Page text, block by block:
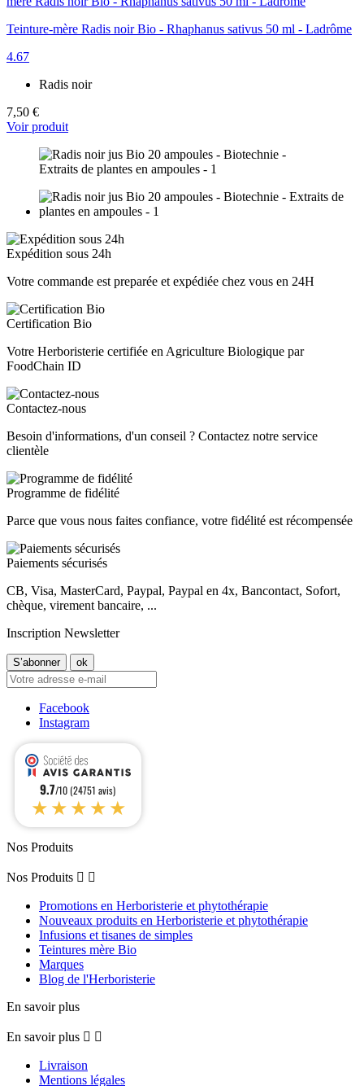
Teinture-mère Radis noir Bio - Rhaphanus sativus 50 ml - Ladrôme
4.67
Radis noir
7,50 €
Voir produit
Expédition sous 24h
Votre commande est preparée et expédiée chez vous en 24H
Certification Bio
Votre Herboristerie certifiée en Agriculture Biologique par
FoodChain ID
Contactez-nous
Besoin d'informations, d'un conseil ? Contactez notre service
clientèle
Programme de fidélité
Parce que vous nous faites confiance, votre fidélité est récompensée
Paiements sécurisés
CB, Visa, MasterCard, Paypal, Paypal en 4x, Bancontact, Sofort,
chèque, virement bancaire, ...
Inscription Newsletter
Facebook
Instagram
9.7/10 (24751 avis)
★★★★★
Nos Produits
Nos Produits  
Promotions en Herboristerie et phytothérapie
Nouveaux produits en Herboristerie et phytothérapie
Infusions et tisanes de simples
Teintures mère Bio
Marques
Blog de l'Herboristerie
En savoir plus
En savoir plus  
Livraison
Mentions légales